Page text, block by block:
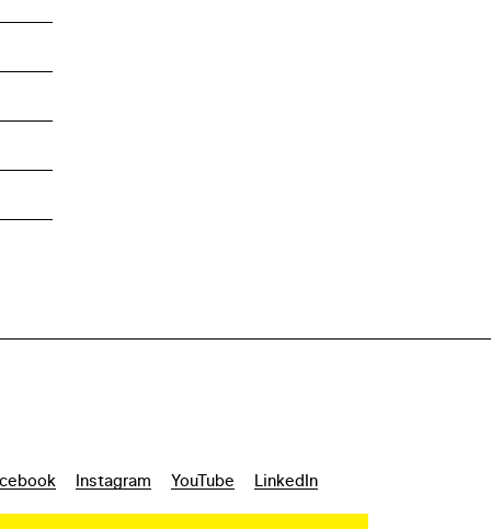
Instagram YouTube LinkedIn